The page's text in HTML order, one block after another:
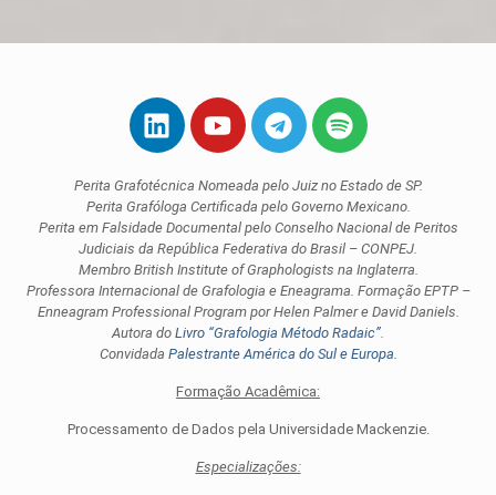
Perita Grafotécnica Nomeada pelo Juiz no Estado de SP.
Perita Grafóloga Certificada pelo Governo Mexicano.
Perita em Falsidade Documental pelo Conselho Nacional de Peritos
Judiciais da República Federativa do Brasil – CONPEJ.
Membro British Institute of Graphologists na Inglaterra.
Professora Internacional de Grafologia e Eneagrama. Formação EPTP –
Enneagram Professional Program por Helen Palmer e David Daniels.
Autora do Livro “Grafologia Método Radaic”.
Convidada Palestrante América do Sul e Europa.
Formação Acadêmica:
Processamento de Dados pela Universidade Mackenzie.
Especializações: